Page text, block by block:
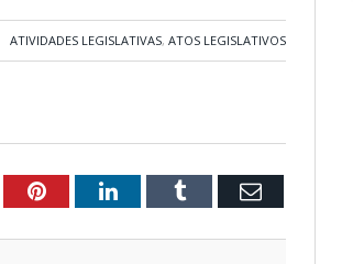
ATIVIDADES LEGISLATIVAS, ATOS LEGISLATIVOS
PinterestLinkedInTumblr Email